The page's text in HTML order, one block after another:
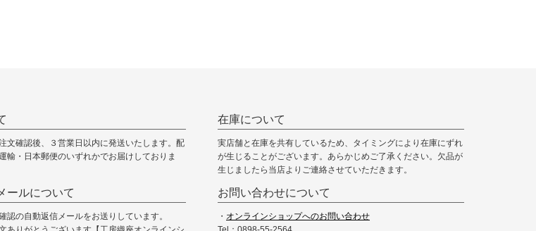
文確認後、３営業日以内に発送いたします。配
輸・日本郵便のいずれかでお届けしておりま
ールについて
認の自動返信メールをお送りしています。
在庫について
実店舗と在庫を共有しているため、タイミングにより在庫にずれ
が生じることがございます。あらかじめご了承ください。欠品が
生じましたら当店よりご連絡させていただきます。
お問い合わせについて
・ オンラインショップへのお問い合わせ